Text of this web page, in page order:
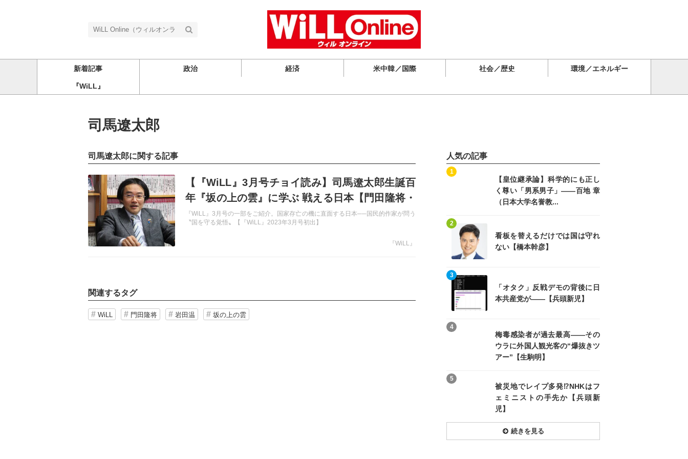
新着記事 政治 経済 米中韓／国際 社会／歴史 環境／エネルギー
『WiLL』
司馬遼太郎
司馬遼太郎に関する記事
【『WiLL』3月号チョイ読み】司馬遼太郎生誕百
年『坂の上の雲』に学ぶ 戦える日本【門田隆将・
岩田温】
『WiLL』3月号の一部をご紹介。国家存亡の機に直面する日本──国民的作家が問う
〝国を守る覚悟〟【『WiLL』2023年3月号初出】
『WiLL』
関連するタグ
WiLL 門田隆将 岩田温 坂の上の雲
人気の記事
【皇位継承論】科学的にも正し
く尊い「男系男子」――百地 章
（日本大学名誉教...
1
看板を替えるだけでは国は守れ
ない【橋本幹彦】
2
「オタク」反戦デモの背後に日
本共産党が――【兵頭新児】
3
梅毒感染者が過去最高――その
ウラに外国人観光客の“爆抜きツ
アー”【生駒明】
4
被災地でレイプ多発⁉NHKはフ
ェミニストの手先か【兵頭新
児】
5
続きを見る